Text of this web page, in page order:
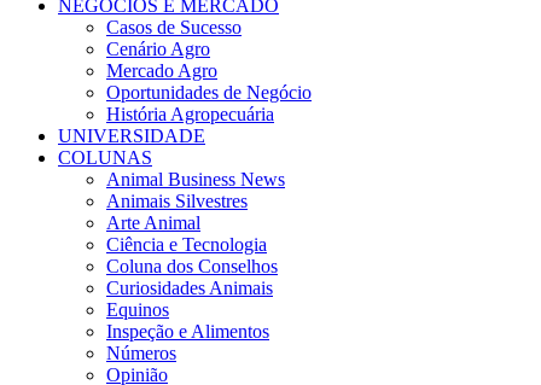
NEGÓCIOS E MERCADO
Casos de Sucesso
Cenário Agro
Mercado Agro
Oportunidades de Negócio
História Agropecuária
UNIVERSIDADE
COLUNAS
Animal Business News
Animais Silvestres
Arte Animal
Ciência e Tecnologia
Coluna dos Conselhos
Curiosidades Animais
Equinos
Inspeção e Alimentos
Números
Opinião